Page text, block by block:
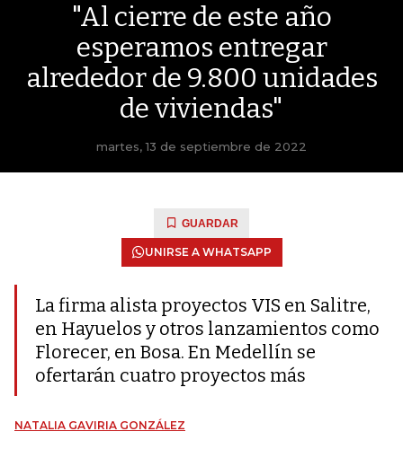
"Al cierre de este año
esperamos entregar
alrededor de 9.800 unidades
de viviendas"
martes, 13 de septiembre de 2022
GUARDAR
UNIRSE A WHATSAPP
La firma alista proyectos VIS en Salitre,
en Hayuelos y otros lanzamientos como
Florecer, en Bosa. En Medellín se
ofertarán cuatro proyectos más
NATALIA GAVIRIA GONZÁLEZ